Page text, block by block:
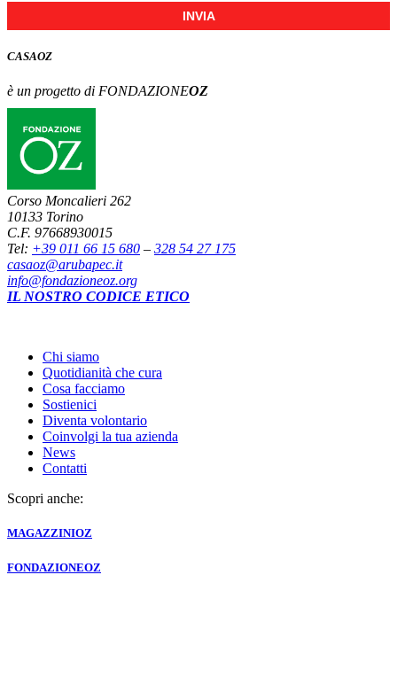
INVIA
CASAOZ
è un progetto di FONDAZIONEOZ
Corso Moncalieri 262
10133 Torino
C.F. 97668930015
Tel: +39 011 66 15 680 – 328 54 27 175
casaoz@arubapec.it
info@fondazioneoz.org
IL NOSTRO CODICE ETICO
Chi siamo
Quotidianità che cura
Cosa facciamo
Sostienici
Diventa volontario
Coinvolgi la tua azienda
News
Contatti
Scopri anche:
MAGAZZINIOZ
FONDAZIONEOZ